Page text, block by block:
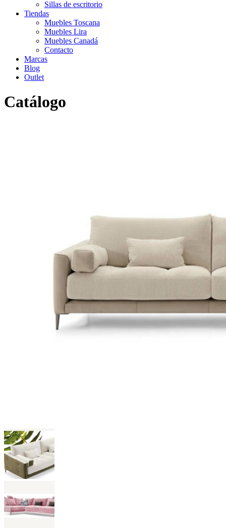
Sillas de escritorio
Tiendas
Muebles Toscana
Muebles Lira
Muebles Canadá
Contacto
Marcas
Blog
Outlet
Catálogo